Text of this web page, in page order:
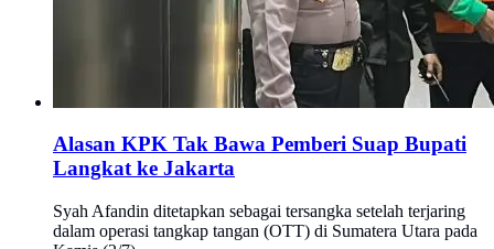
Alasan KPK Tak Bawa Pemberi Suap Bupati
Langkat ke Jakarta
Syah Afandin ditetapkan sebagai tersangka setelah terjaring
dalam operasi tangkap tangan (OTT) di Sumatera Utara pada